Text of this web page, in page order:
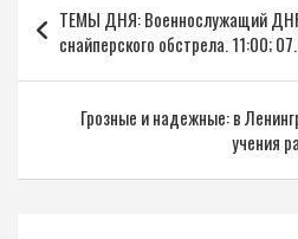
по
записям
ТЕМЫ ДНЯ: Военнослужащий ДНР
снайперского обстрела. 11:00;
Грозные и надежные: в
учения